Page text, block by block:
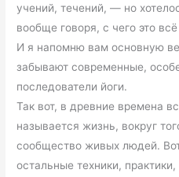
учений, течений, — но
вообще говоря, с чего это
И я напомню вам основную
забывают современные,
последователи йоги.
Так вот, в древние времена
называется жизнь, вокруг
сообщество живых людей.
остальные техники,